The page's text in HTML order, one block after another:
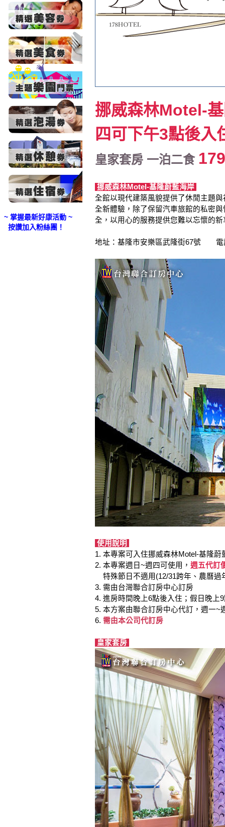
~ 掌握最新好康活動 ~
按讚加入粉絲團！
挪威森林Motel-
四可下午3點後入
皇家套房 一泊二食
挪威森林Motel-基隆蔚藍海岸
全館以現代建築風貌提供了休閒主題
全新體驗，除了保留汽車旅館的私密
全，以用心的服務提供您難以忘懷的新
地址：基隆市安樂區武隆街67號 電
使用說明
1. 本專案可入住挪威森林Motel-基隆蔚
2. 本專案週日~週四可使用， 週五代訂
特殊節日不適用(12/31跨年、農曆過
3. 需由台灣聯合訂房中心訂房
4. 進房時間晚上6點後入住；假日晚上
5. 本方案由聯合訂房中心代訂，週一~
6. 需由本公司代訂房
皇家套房